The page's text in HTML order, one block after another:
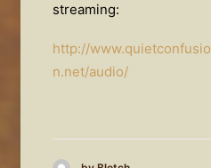
streaming:
http://www.quietconfusio
n.net/audio/